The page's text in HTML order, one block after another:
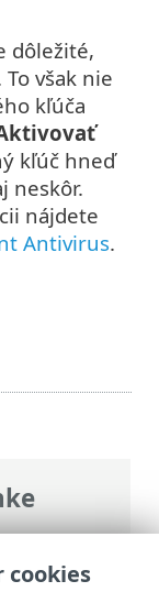
dôležité,
však nie
kľúča
kľúč hneď
neskôr.
nájdete
Antivirus.
cookies